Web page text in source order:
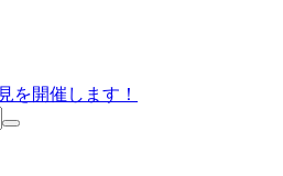
を開催します！